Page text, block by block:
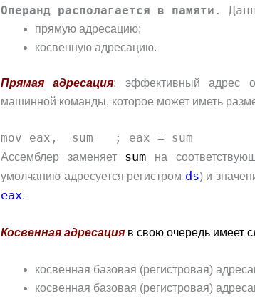
Операнд располагается в памяти .
прямую адресацию;
косвенную адресацию.
Прямая адресация: эффективный адрес
машинной команды, которое может иметь
mov eax, sum ; eax = sum
Ассемблер заменяет sum на
умолчанию адресуется регистром ds) и
eax.
Косвенная адресация в свою очередь имеет
косвенная базовая (регистровая)
косвенная базовая (регистровая)